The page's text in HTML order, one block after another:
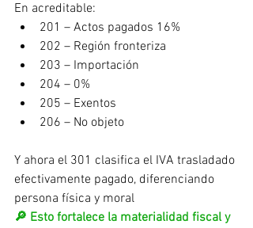
En acreditable:
201 – Actos pagados 16%
202 – Región fronteriza
203 – Importación
204 – 0%
205 – Exentos
206 – No objeto
Y ahora el 301 clasifica el IVA trasladado
efectivamente pagado, diferenciando
persona física y moral
🔎 Esto fortalece la materialidad fiscal y